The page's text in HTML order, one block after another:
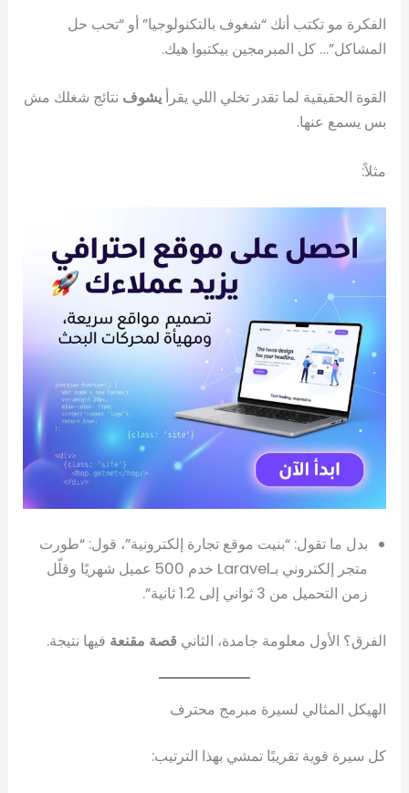
الفكرة مو تكتب أنك “شغوف بالتكنولوجيا” أو “تحب حل
المشاكل”… كل المبرمجين بيكتبوا هيك.
القوة الحقيقية لما تقدر تخلي اللي يقرأيشوف نتائج شغلك مش
بس يسمع عنها.
مثلاً:
بدل ما تقول: “بنيت موقع تجارة إلكترونية”، قول: “طورت
متجر إلكتروني بـLaravel خدم 500 عميل شهريًا وقلّل
زمن التحميل من 3 ثواني إلى 1.2 ثانية”.
الفرق؟ الأول معلومة جامدة، الثاني قصة مقنعة فيها نتيجة.
الهيكل المثالي لسيرة مبرمج محترف
كل سيرة قوية تقريبًا تمشي بهذا الترتيب: